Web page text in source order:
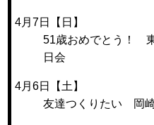
4月7日【日】
51歳おめでとう！
日会
4月6日【土】
友達つくりたい 岡